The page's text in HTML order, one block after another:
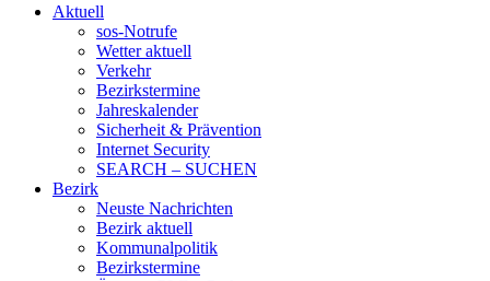
Aktuell
sos-Notrufe
Wetter aktuell
Verkehr
Bezirkstermine
Jahreskalender
Sicherheit & Prävention
Internet Security
SEARCH – SUCHEN
Bezirk
Neuste Nachrichten
Bezirk aktuell
Kommunalpolitik
Bezirkstermine